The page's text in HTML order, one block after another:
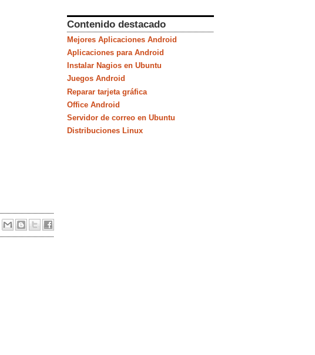
Contenido destacado
Mejores Aplicaciones Android
Aplicaciones para Android
Instalar Nagios en Ubuntu
Juegos Android
Reparar tarjeta gráfica
Office Android
Servidor de correo en Ubuntu
Distribuciones Linux